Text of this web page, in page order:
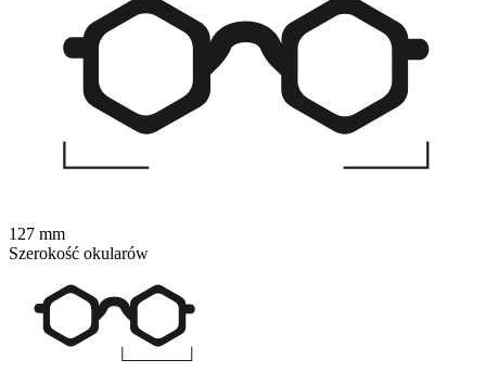
127 mm
Szerokość okularów